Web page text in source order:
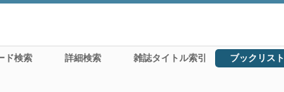
ド検索 詳細検索 雑誌タイトル索引 ブックリスト